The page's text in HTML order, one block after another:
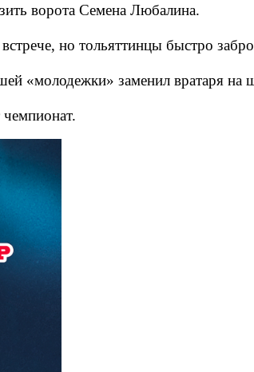
ворота Семена Любалина.
но тольяттинцы быстро
«молодежки» заменил вратаря на